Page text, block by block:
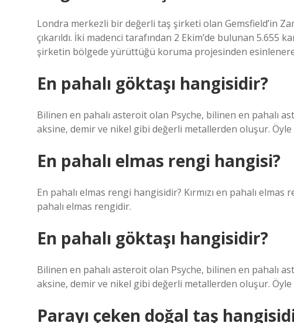
Londra merkezli bir değerli taş şirketi olan Gemsfield’in
çıkarıldı. İki madenci tarafından 2 Ekim’de bulunan 5.655
şirketin bölgede yürüttüğü koruma projesinden
En pahalı göktaşı hangisidir?
Bilinen en pahalı asteroit olan Psyche, bilinen en pahalı
aksine, demir ve nikel gibi değerli metallerden oluşur. Öyle
En pahalı elmas rengi hangisi?
En pahalı elmas rengi hangisidir? Kırmızı en pahalı elmas
pahalı elmas rengidir.
En pahalı göktaşı hangisidir?
Bilinen en pahalı asteroit olan Psyche, bilinen en pahalı
aksine, demir ve nikel gibi değerli metallerden oluşur. Öyle
Parayı çeken doğal taş